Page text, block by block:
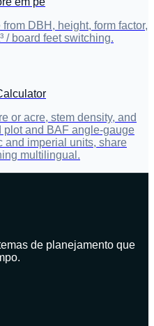
DBH, height, form factor,
/ board feet switching.
or acre, stem density, and
plot and BAF angle-gauge
and imperial units, share
multilingual.
de planejamento que